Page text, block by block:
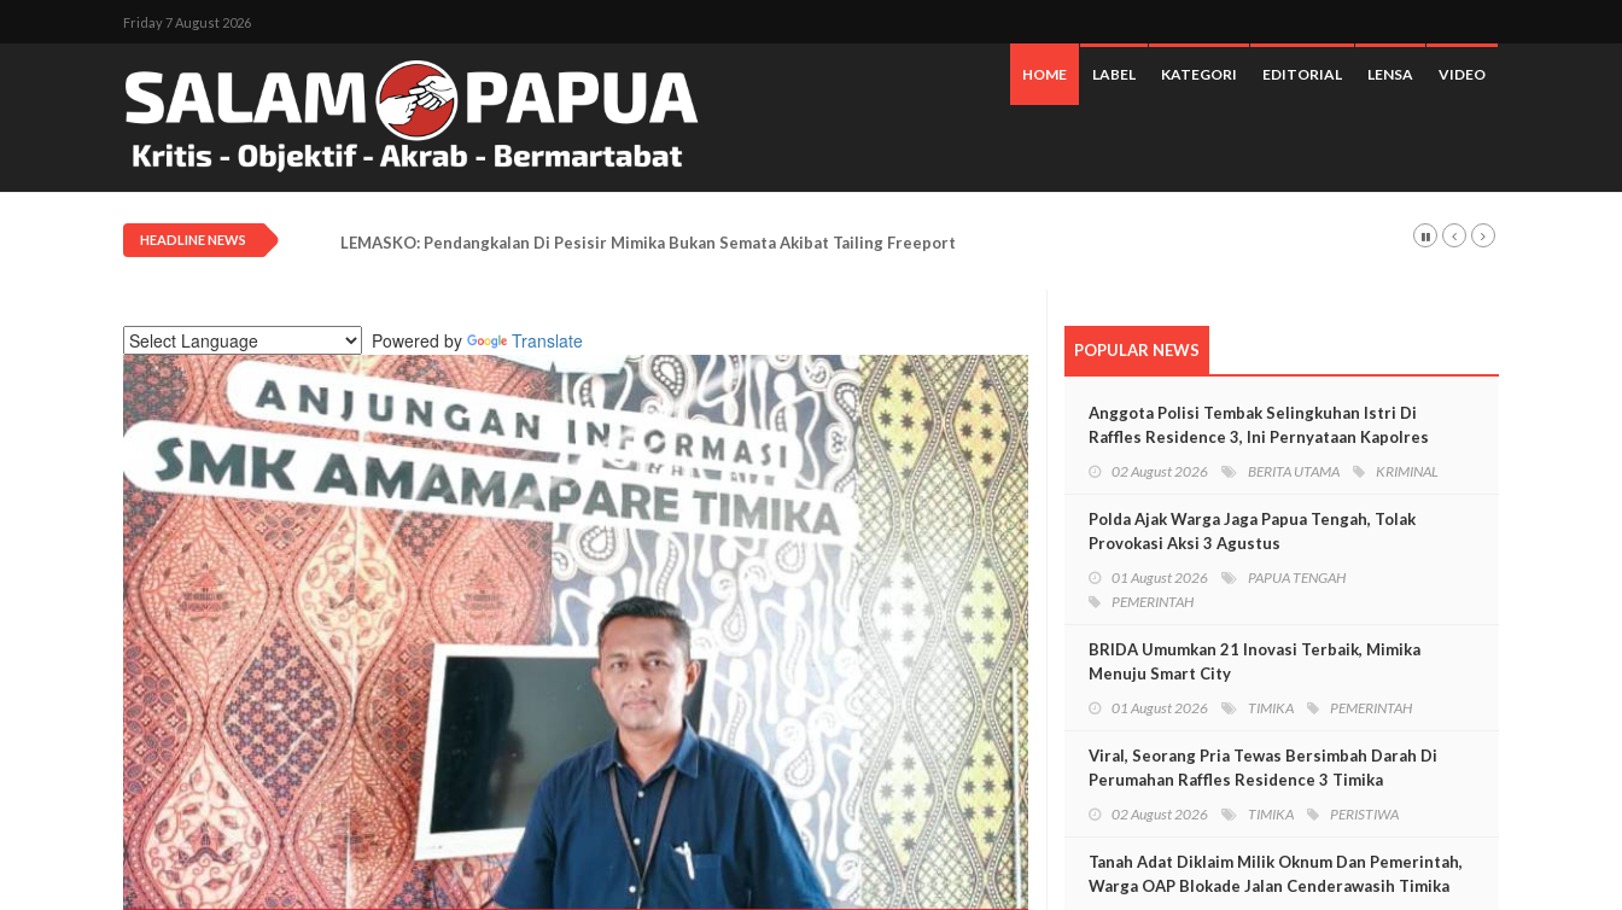
Friday 7 August 2026
HOME LABEL KATEGORI EDITORIAL LENSA VIDEO
HEADLINE NEWS Tarif Transportasi Udara Dan Bensin Serta Perawatan Pribadi Picu Inflasi Timika Hingga Juli 2026 3,28 Persen
Powered by Translate POPULAR NEWS
Anggota Polisi Tembak Selingkuhan Istri Di
Raffles Residence 3, Ini Pernyataan Kapolres
02 August 2026 BERITA UTAMA KRIMINAL
Polda Ajak Warga Jaga Papua Tengah, Tolak
Provokasi Aksi 3 Agustus
01 August 2026
PAPUA TENGAH
PEMERINTAH
BRIDA Umumkan 21 Inovasi Terbaik, Mimika
Menuju Smart City
01 August 2026 TIMIKA PEMERINTAH
Viral, Seorang Pria Tewas Bersimbah Darah Di
Perumahan Raffles Residence 3 Timika
02 August 2026 TIMIKA PERISTIWA
Tanah Adat Diklaim Milik Oknum Dan Pemerintah,
Warga OAP Blokade Jalan Cenderawasih Timika